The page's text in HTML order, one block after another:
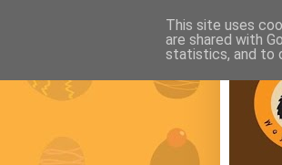
This site uses
are shared with
statistics, and to